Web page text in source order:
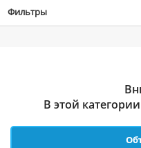
Фильтры
В этой